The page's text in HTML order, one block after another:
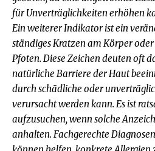
für Unverträglichkeiten erhöhen
Ein weiterer Indikator ist ein
ständiges Kratzen am Körper
Pfoten. Diese Zeichen deuten oft
natürliche Barriere der Haut
durch schädliche oder
verursacht werden kann. Es ist
aufzusuchen, wenn solche
anhalten. Fachgerechte